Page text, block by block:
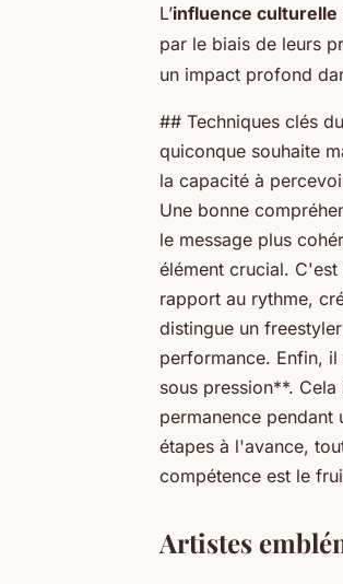
L’influence culturelle
par le biais de leurs
un impact profond
## Techniques clés
quiconque souhaite
la capacité à
Une bonne
le message plus
élément crucial.
rapport au rythme,
distingue un
performance. Enfin,
sous pression**.
permanence pendant
étapes à l'avance,
compétence est le
Artistes